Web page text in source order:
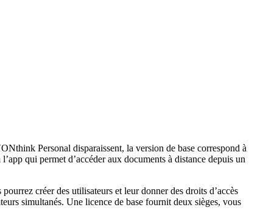
Personal disparaissent, la version de base correspond à
qui permet d’accéder aux documents à distance depuis un
créer des utilisateurs et leur donner des droits d’accès
simultanés. Une licence de base fournit deux sièges, vous